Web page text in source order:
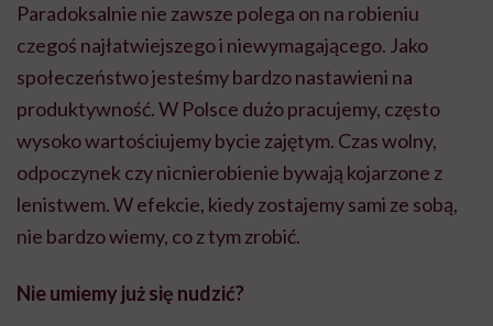
Paradoksalnie nie zawsze polega on na robieniu
czegoś najłatwiejszego i niewymagającego. Jako
społeczeństwo jesteśmy bardzo nastawieni na
produktywność. W Polsce dużo pracujemy, często
wysoko wartościujemy bycie zajętym. Czas wolny,
odpoczynek czy nicnierobienie bywają kojarzone z
lenistwem. W efekcie, kiedy zostajemy sami ze sobą,
nie bardzo wiemy, co z tym zrobić.
Nie umiemy już się nudzić?